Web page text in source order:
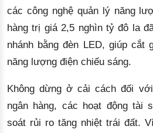
các công nghệ quản lý năng
hàng trị giá 2,5 nghìn tỷ đô la
nhánh bằng đèn LED, giúp cắt
năng lượng điện chiếu sáng.
Không dừng ở cải cách đối
ngân hàng, các hoạt động tài
soát rủi ro tăng nhiệt trái đất.